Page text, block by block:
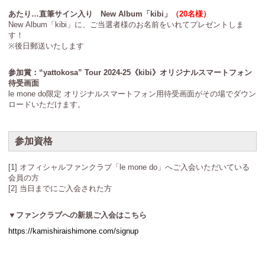
あたり…直筆サイン入り New Album「kibi」
（20名様）
New Album「kibi」に、ご当選者様のお名前をいれてプレゼントしま
す！
※後日郵送いたします
参加賞：“yattokosa” Tour 2024-25《kibi》オリジナルスマートフォン
待受画面
le mone do限定 オリジナルスマートフォン用待受画面がその場でダウン
ロードいただけます。
参加資格
[1] オフィシャルファンクラブ「le mone do」へご入会いただいている
会員の方
[2] 当日までにご入会された方
▼ファンクラブへの新規ご入会はこちら
https://kamishiraishimone.com/signup